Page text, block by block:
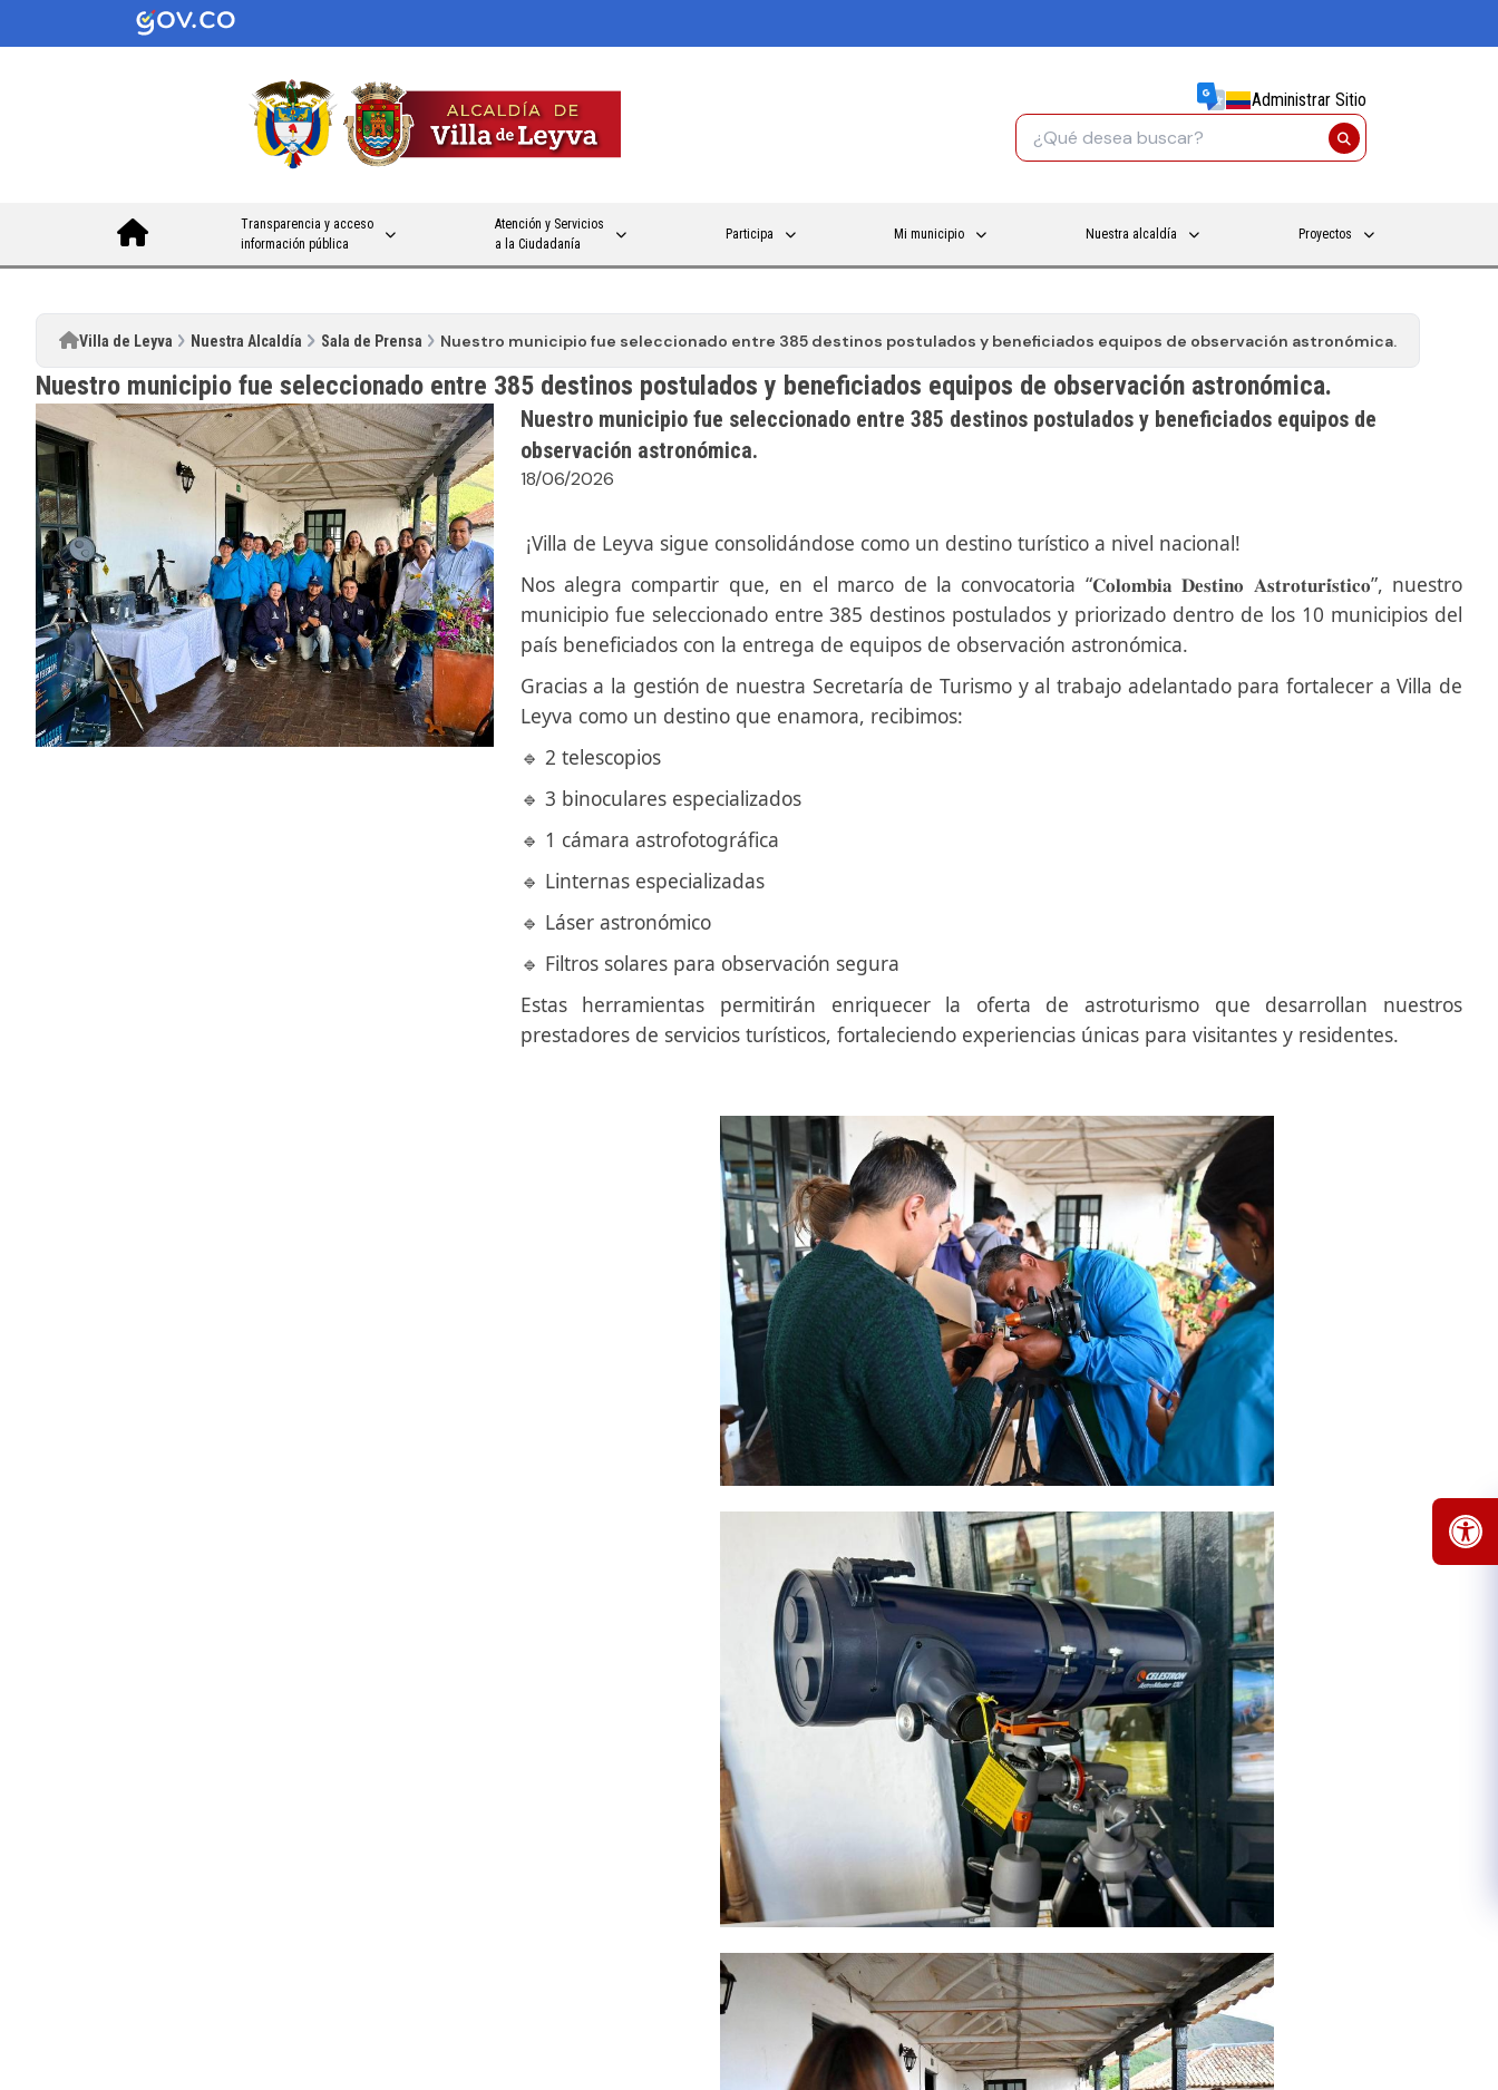
Administrar Sitio
Transparencia y acceso
información pública
Atención y Servicios
a la Ciudadanía
Participa Mi municipio Nuestra alcaldía Proyectos
Villa de Leyva Nuestra Alcaldía Sala de Prensa Nuestro municipio fue seleccionado entre 385 destinos postulados y beneficiados equipos de observación astronómica.
Nuestro municipio fue seleccionado entre 385 destinos postulados y beneficiados equipos de observación astronómica.
Nuestro municipio fue seleccionado entre 385 destinos postulados y beneficiados equipos de
observación astronómica.
18/06/2026
¡Villa de Leyva sigue consolidándose como un destino turístico a nivel nacional!
Nos alegra compartir que, en el marco de la convocatoria “𝐂𝐨𝐥𝐨𝐦𝐛𝐢𝐚 𝐃𝐞𝐬𝐭𝐢𝐧𝐨 𝐀𝐬𝐭𝐫𝐨𝐭𝐮𝐫𝐢́𝐬𝐭𝐢𝐜𝐨”, nuestro
municipio fue seleccionado entre 385 destinos postulados y priorizado dentro de los 10 municipios del
país beneficiados con la entrega de equipos de observación astronómica.
Gracias a la gestión de nuestra Secretaría de Turismo y al trabajo adelantado para fortalecer a Villa de
Leyva como un destino que enamora, recibimos:
🔹 2 telescopios
🔹 3 binoculares especializados
🔹 1 cámara astrofotográfica
🔹 Linternas especializadas
🔹 Láser astronómico
🔹 Filtros solares para observación segura
Estas herramientas permitirán enriquecer la oferta de astroturismo que desarrollan nuestros
prestadores de servicios turísticos, fortaleciendo experiencias únicas para visitantes y residentes.​